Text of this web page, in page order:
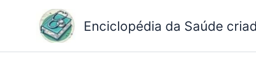
Enciclopédia da Saúde